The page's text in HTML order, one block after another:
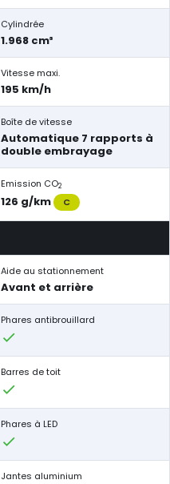
Cylindrée
1.968 cm³
Vitesse maxi.
195 km/h
Boîte de vitesse
Automatique 7 rapports à
double embrayage
Emission CO2
126 g/km C
Aide au stationnement
Avant et arrière
Phares antibrouillard
Barres de toit
Phares à LED
Jantes aluminium